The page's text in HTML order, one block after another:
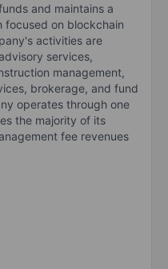
and maintains a
focused on blockchain
activities are
services,
management,
brokerage, and fund
operates through one
the majority of its
fee revenues